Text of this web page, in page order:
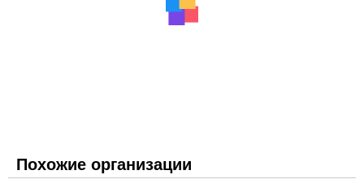
Похожие организации